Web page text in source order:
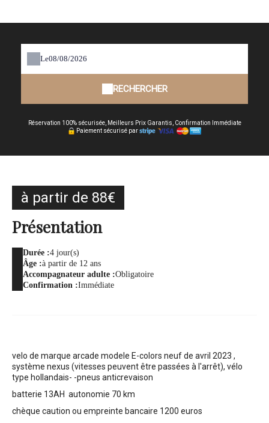
Le
RECHERCHER
Réservation 100% sécurisée, Meilleurs Prix Garantis, Confirmation Immédiate
Paiement sécurisé par
à partir de 88€
Présentation
Durée :4 jour(s)
Âge :à partir de 12 ans
Accompagnateur adulte :Obligatoire
Confirmation :Immédiate
velo de marque arcade modele E-colors neuf de avril 2023 ,
système nexus (vitesses peuvent être passées à l'arrêt), vélo
type hollandais- -pneus anticrevaison
batterie 13AH autonomie 70 km
chèque caution ou empreinte bancaire 1200 euros